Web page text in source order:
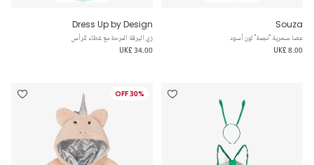
Souza
عصا سحرية "نجمة" لون أسود
UK£ 8.00
Dress Up by Design
زي اليرقة المرحة مع غطاء للرأس
UK£ 34.00
30% OFF